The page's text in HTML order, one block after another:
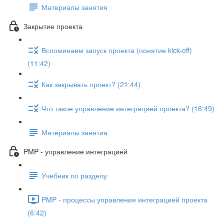
Материалы занятия
Закрытие проекта
Вспоминаем запуск проекта (понятие kick-off)
(11:42)
Как закрывать проект? (21:44)
Что такое управление интеграцией проекта? (16:49)
Материалы занятия
PMP - управление интеграцией
Учебник по разделу
PMP - процессы управления интеграцией проекта
(6:42)